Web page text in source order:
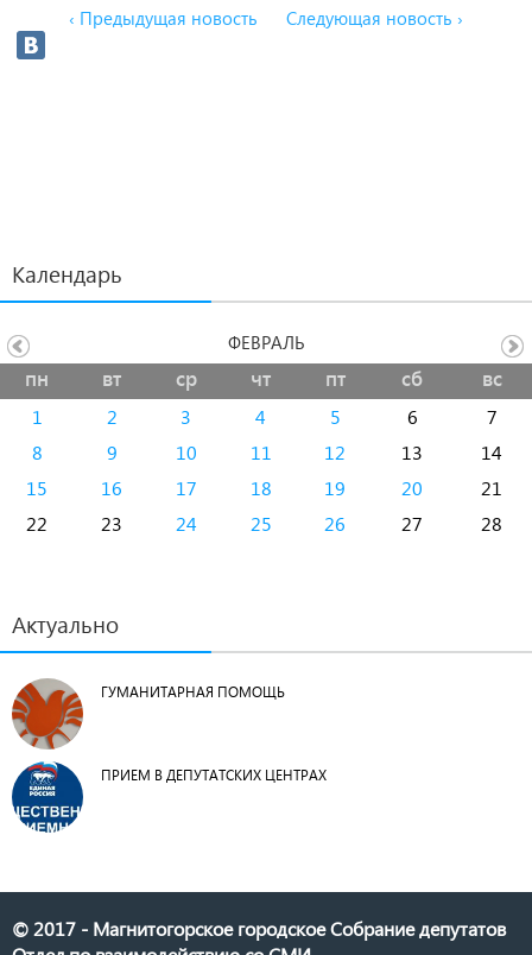
‹ Предыдущая новость Следующая новость ›
Календарь
пн вт ср чт пт сб вс
1 2 3 4 5 6
7
8
9 10 11 12 13
14
15
16 17 18 19 20
21
22
23 24 25 26 27 28
ФЕВРАЛЬ
Актуально
ГУМАНИТАРНАЯ ПОМОЩЬ
ПРИЕМ В ДЕПУТАТСКИХ ЦЕНТРАХ
© 2017 - Магнитогорское городское Собрание депутатов